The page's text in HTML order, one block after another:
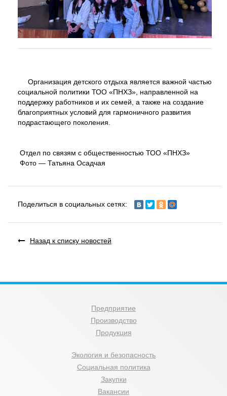
Организация детского отдыха является важной частью
социальной политики ТОО «ПНХЗ», направленной на
поддержку работников и их семей, а также на создание
благоприятных условий для гармоничного развития
подрастающего поколения.
Отдел по связям с общественностью ТОО «ПНХЗ»
Фото — Татьяна Осадчая
Поделиться в социальных сетях:
Назад к списку новостей
Предприятие
Производство
Продукция
Экология и безопасность
Социальная политика
Закупки
Вакансии